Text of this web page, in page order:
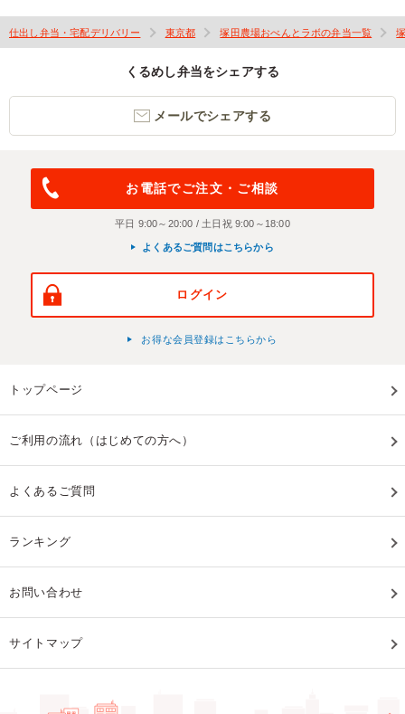
仕出し弁当・宅配デリバリー 東京都 塚田農場おべんとラボの弁当一覧
くるめし弁当をシェアする
メールでシェアする
お電話でご注文・ご相談
平日 9:00～20:00 / 土日祝 9:00～18:00
よくあるご質問はこちらから
ログイン
お得な会員登録はこちらから
トップページ
ご利用の流れ（はじめての方へ）
よくあるご質問
ランキング
お問い合わせ
サイトマップ